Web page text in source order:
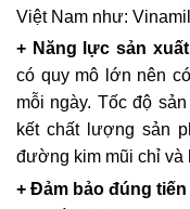
Việt Nam như:
+ Năng lực sản
có quy mô lớn nên
mỗi ngày. Tốc độ
kết chất lượng sản
đường kim mũi chỉ và
+ Đảm bảo đúng tiến